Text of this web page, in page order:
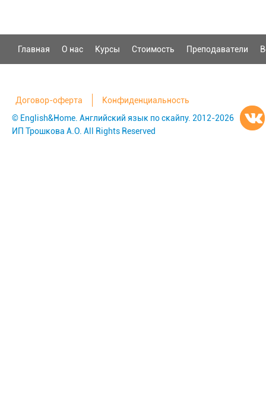
Главная О нас Курсы Стоимость Преподаватели
Договор-оферта
Конфиденциальность
© English&Home. Английский язык по скайпу. 2012-2026
ИП Трошкова А.О. All Rights Reserved